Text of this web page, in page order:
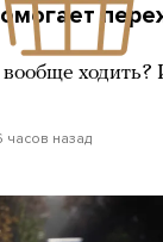
ходить?
часов назад